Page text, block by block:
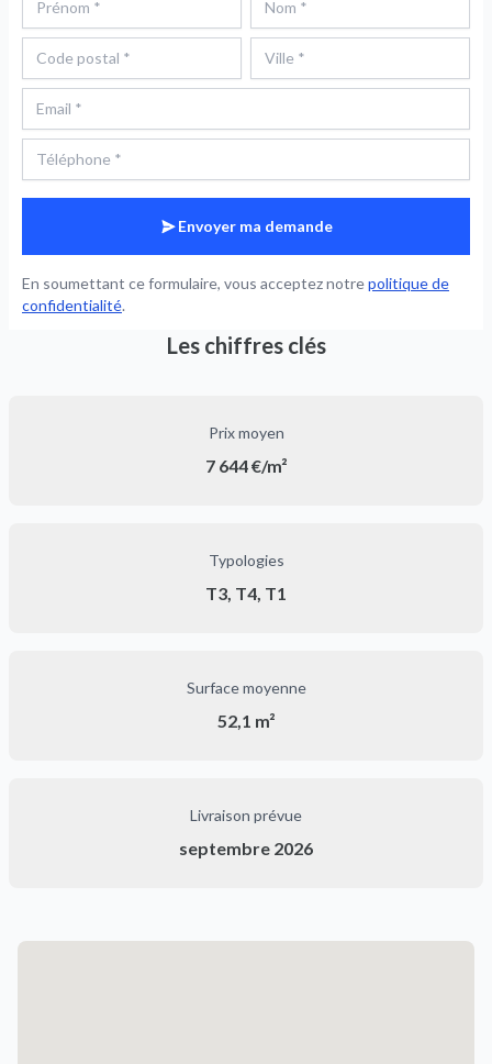
Envoyer ma demande
En soumettant ce formulaire, vous acceptez notrepolitique de
confidentialité.
Les chiffres clés
Prix moyen
7 644 €/m²
Typologies
T3, T4, T1
Surface moyenne
52,1 m²
Livraison prévue
septembre 2026